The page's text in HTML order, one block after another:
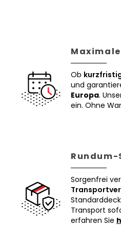
Ob
und
Europa.
ein. Ohne
Sorgenfrei
Transport
erfahren Sie